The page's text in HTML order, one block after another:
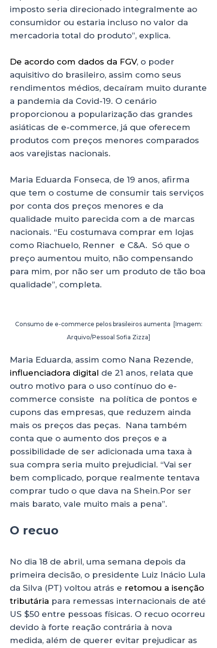
imposto seria direcionado integralmente ao
consumidor ou estaria incluso no valor da
mercadoria total do produto”, explica.
De acordo com dados da FGV, o poder
aquisitivo do brasileiro, assim como seus
rendimentos médios, decaíram muito durante
a pandemia da Covid-19. O cenário
proporcionou a popularização das grandes
asiáticas de e-commerce, já que oferecem
produtos com preços menores comparados
aos varejistas nacionais.
Maria Eduarda Fonseca, de 19 anos, afirma
que tem o costume de consumir tais serviços
por conta dos preços menores e da
qualidade muito parecida com a de marcas
nacionais. “Eu costumava comprar em lojas
como Riachuelo, Renner e C&A. Só que o
preço aumentou muito, não compensando
para mim, por não ser um produto de tão boa
qualidade”, completa.
Consumo de e-commerce pelos brasileiros aumenta [Imagem:
Arquivo/Pessoal Sofia Zizza]
Maria Eduarda, assim como Nana Rezende,
influenciadora digital de 21 anos, relata que
outro motivo para o uso contínuo do e-
commerce consiste na política de pontos e
cupons das empresas, que reduzem ainda
mais os preços das peças. Nana também
conta que o aumento dos preços e a
possibilidade de ser adicionada uma taxa à
sua compra seria muito prejudicial. “Vai ser
bem complicado, porque realmente tentava
comprar tudo o que dava na Shein.Por ser
mais barato, vale muito mais a pena”.
O recuo
No dia 18 de abril, uma semana depois da
primeira decisão, o presidente Luiz Inácio Lula
da Silva (PT) voltou atrás e retomou a isenção
tributária para remessas internacionais de até
US $50 entre pessoas físicas. O recuo ocorreu
devido à forte reação contrária à nova
medida, além de querer evitar prejudicar as